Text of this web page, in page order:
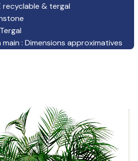
recyclable & tergal
Tergal
main : Dimensions approximatives